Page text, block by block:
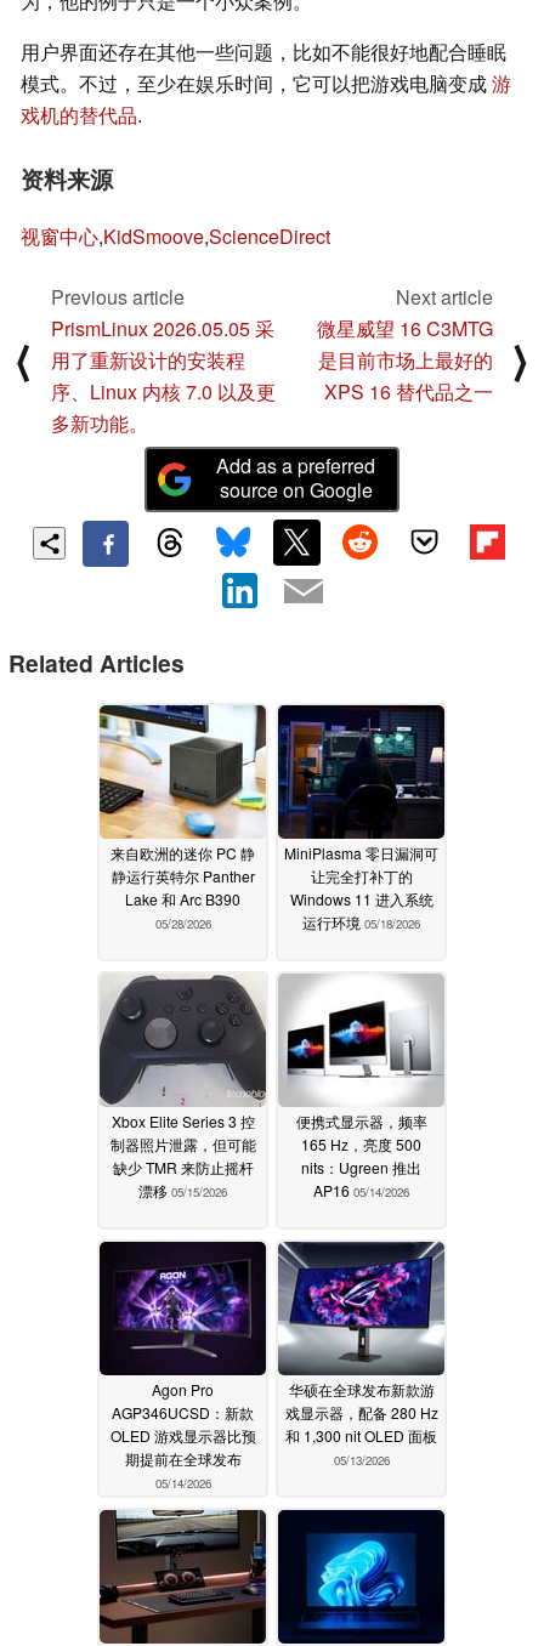
用户界面还存在其他一些问题，比如不能很好地配合睡眠
模式。不过，至少在娱乐时间，它可以把游戏电脑变成游
戏机的替代品.
资料来源
视窗中心,KidSmoove,ScienceDirect
⟨
Previous article
PrismLinux 2026.05.05 采
用了重新设计的安装程
序、Linux 内核 7.0 以及更
多新功能。
Next article
微星威望 16 C3MTG
是目前市场上最好的
XPS 16 替代品之一
⟩
Add as a preferred
source on Google
Related Articles
来自欧洲的迷你 PC 静
静运行英特尔 Panther
Lake 和 Arc B390
05/28/2026
MiniPlasma 零日漏洞可
让完全打补丁的
Windows 11 进入系统
运行环境 05/18/2026
Xbox Elite Series 3 控
制器照片泄露，但可能
缺少 TMR 来防止摇杆
漂移 05/15/2026
便携式显示器，频率
165 Hz，亮度 500
nits：Ugreen 推出
AP16 05/14/2026
Agon Pro
AGP346UCSD：新款
OLED 游戏显示器比预
期提前在全球发布
05/14/2026
华硕在全球发布新款游
戏显示器，配备 280 Hz
和 1,300 nit OLED 面板
05/13/2026